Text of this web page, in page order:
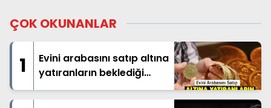
ÇOK OKUNANLAR
1
Evini arabasını satıp altına
yatıranların beklediği
haber geldi